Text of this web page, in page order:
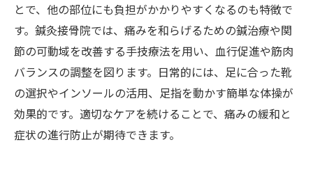
とで、他の部位にも負担がかかりやすくなるのも特徴で
す。鍼灸接骨院では、痛みを和らげるための鍼治療や関
節の可動域を改善する手技療法を用い、血行促進や筋肉
バランスの調整を図ります。日常的には、足に合った靴
の選択やインソールの活用、足指を動かす簡単な体操が
効果的です。適切なケアを続けることで、痛みの緩和と
症状の進行防止が期待できます。